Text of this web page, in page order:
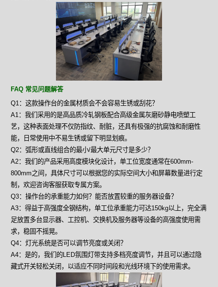
FAQ 常见问题解答
Q1：这款操作台的金属材质会不会容易生锈或刮花？
A1：我们采用的是高品质冷轧钢板配合高级金属灰磨砂静电喷塑工
艺，这种表面处理不仅防指纹、耐脏，还具有极强的抗腐蚀和耐磨性
能，日常使用中不易生锈或留下明显划痕。
Q2：弧形或直线组合的最小/最大单元尺寸是多少？
A2：我们的产品采用高度模块化设计，单工位宽度通常在600mm-
800mm之间，具体尺寸可以根据您的实际空间大小和屏幕数量进行定
制，欢迎咨询客服获取专属方案。
Q3：操作台的承重能力如何？能否放置较重的服务器设备？
A3：得益于高强度全钢结构，单工位承重能力可达150kg以上，完全满
足放置多台显示器、工控机、交换机及服务器等设备的高强度使用需
求，稳固不摇晃。
Q4：灯光系统是否可以调节亮度或关闭？
A4：是的，我们的LED氛围灯带支持多档亮度调节，并且可以通过隐
藏式开关轻松关闭，以适应不同时间段和光线环境下的使用需求。